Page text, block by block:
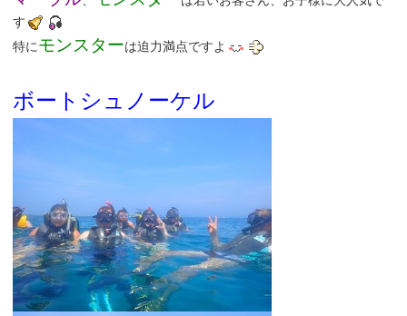
す
特にモンスターは迫力満点ですよ
ボートシュノーケル